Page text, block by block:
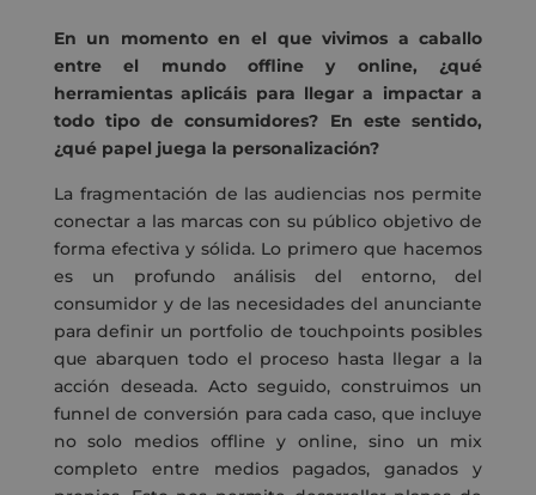
En un momento en el que vivimos a caballo
entre el mundo offline y online, ¿qué
herramientas aplicáis para llegar a impactar a
todo tipo de consumidores? En este sentido,
¿qué papel juega la personalización?
La fragmentación de las audiencias nos permite
conectar a las marcas con su público objetivo de
forma efectiva y sólida. Lo primero que hacemos
es un profundo análisis del entorno, del
consumidor y de las necesidades del anunciante
para definir un portfolio de touchpoints posibles
que abarquen todo el proceso hasta llegar a la
acción deseada. Acto seguido, construimos un
funnel de conversión para cada caso, que incluye
no solo medios offline y online, sino un mix
completo entre medios pagados, ganados y